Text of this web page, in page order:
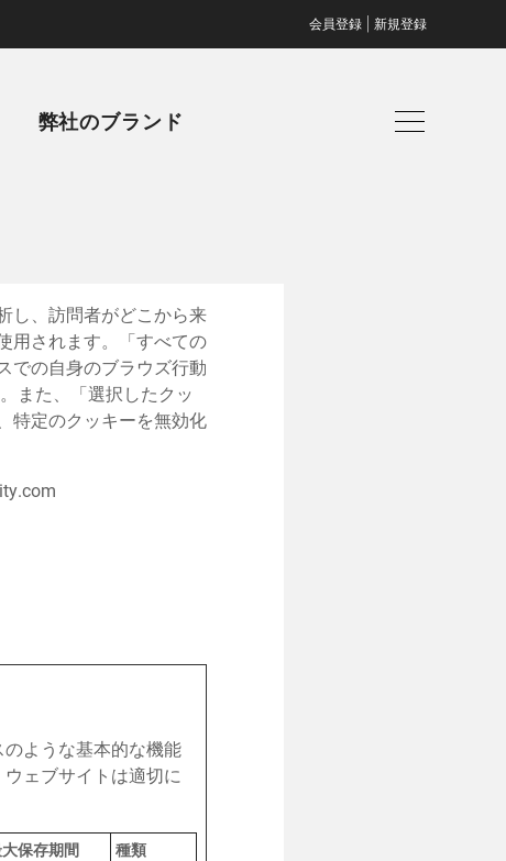
会員登録 新規登録
弊社のブランド
し、訪問者がどこから来
用されます。「すべての
での自身のブラウズ行動
また、「選択したクッ
特定のクッキーを無効化
ような基本的な機能
ェブサイトは適切に
保存期間
種類